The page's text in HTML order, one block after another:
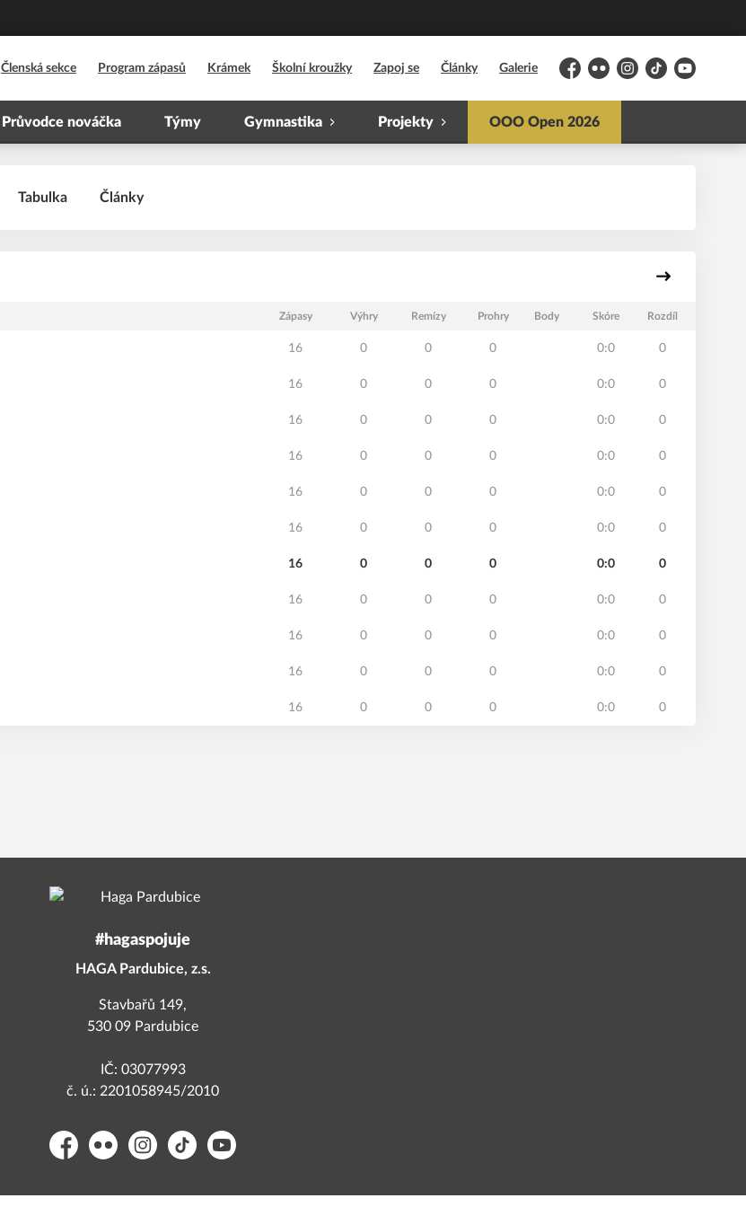
Členská sekce Program zápasů Krámek Školní kroužky Zapoj se Články Galerie
Facebook
FlickrInstagram
TikTokYouTube
Průvodce nováčka Týmy Gymnastika Projekty OOO Open 2026
Tabulka Články
Zápasy Výhry Remízy Prohry Body Skóre Rozdíl
16 0 0 0 0:0 0
16 0 0 0 0:0 0
16 0 0 0 0:0 0
16 0 0 0 0:0 0
16 0 0 0 0:0 0
16 0 0 0 0:0 0
16 0 0 0 0:0 0
16 0 0 0 0:0 0
16 0 0 0 0:0 0
16 0 0 0 0:0 0
16 0 0 0 0:0 0
#hagaspojuje
HAGA Pardubice, z.s.
Stavbařů 149,
530 09 Pardubice
IČ: 03077993
č. ú.: 2201058945/2010
FacebookFlickr Instagram
TikTok YouTube